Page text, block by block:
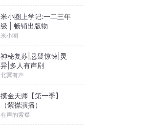
米小圈上学记:一二三年
级 | 畅销出版物
米小圈
神秘复苏|悬疑惊悚|灵
异|多人有声剧
北冥有声
摸金天师【第一季】
（紫襟演播）
有声的紫襟